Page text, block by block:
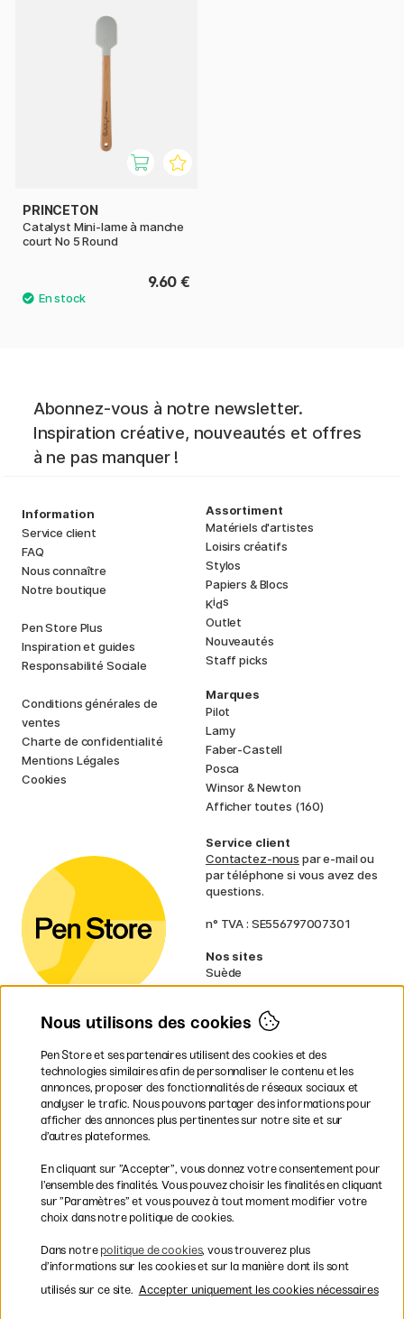
PRINCETON
Catalyst Mini-lame à manche
court No 5 Round
9.60 €
Abonnez-vous à notre newsletter.
Inspiration créative, nouveautés et offres
à ne pas manquer !
Information
Service client
FAQ
Nous connaître
Notre boutique
Pen Store Plus
Inspiration et guides
Responsabilité Sociale
Conditions générales de
ventes
Charte de confidentialité
Mentions Légales
Cookies
Assortiment
Matériels d'artistes
Loisirs créatifs
Stylos
Papiers & Blocs
Kids
Outlet
Nouveautés
Staff picks
Marques
Pilot
Lamy
Faber-Castell
Posca
Winsor & Newton
Afficher toutes (160)
Service client
Contactez-nous par e-mail ou
par téléphone si vous avez des
questions.
n° TVA : SE556797007301
Nos sites
Suède
Norvège
Finlande
Irlande
Pays-Bas
Royaume-Uni
UE
volumineux.
Les modes de paiement
Nous utilisons des cookies
Pen Store et ses partenaires utilisent des cookies et des
technologies similaires afin de personnaliser le contenu et les
annonces, proposer des fonctionnalités de réseaux sociaux et
analyser le trafic. Nous pouvons partager des informations pour
afficher des annonces plus pertinentes sur notre site et sur
d’autres plateformes.
En cliquant sur ”Accepter”, vous donnez votre consentement pour
l’ensemble des finalités. Vous pouvez choisir les finalités en cliquant
sur ”Paramètres” et vous pouvez à tout moment modifier votre
choix dans notre politique de cookies.
Dans notre politique de cookies, vous trouverez plus
d’informations sur les cookies et sur la manière dont ils sont
utilisés sur ce site. Accepter uniquement les cookies nécessaires